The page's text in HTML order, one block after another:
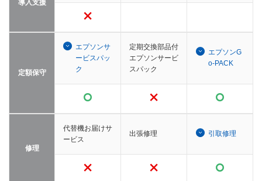
導入支援
定額保守
エプソンサ
ービスパッ
ク
定期交換部品付
エプソンサービ
スパック
エプソンG
o-PACK
修理
代替機お届けサ
ービス
出張修理 引取修理